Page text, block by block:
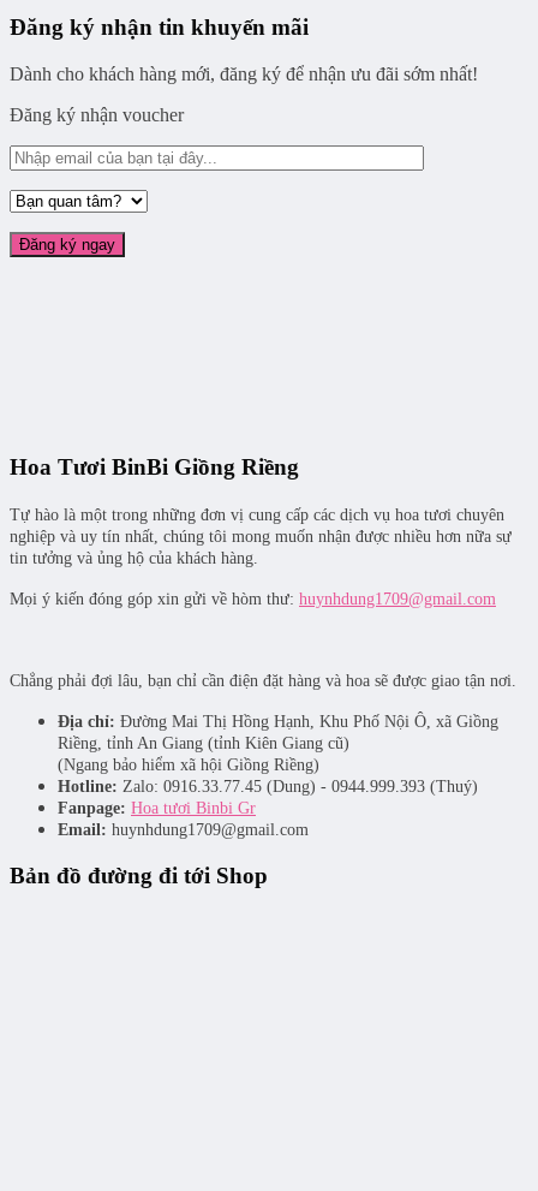
Đăng ký nhận tin khuyến mãi
Dành cho khách hàng mới, đăng ký để nhận ưu đãi sớm nhất!
Đăng ký nhận voucher
Hoa Tươi BinBi Giồng Riềng
Tự hào là một trong những đơn vị cung cấp các dịch vụ hoa tươi chuyên
nghiệp và uy tín nhất, chúng tôi mong muốn nhận được nhiều hơn nữa sự
tin tưởng và ủng hộ của khách hàng.
Mọi ý kiến đóng góp xin gửi về hòm thư: huynhdung1709@gmail.com
Chẳng phải đợi lâu, bạn chỉ cần điện đặt hàng và hoa sẽ được giao tận nơi.
Địa chỉ: Đường Mai Thị Hồng Hạnh, Khu Phố Nội Ô, xã Giồng
Riềng, tỉnh An Giang (tỉnh Kiên Giang cũ)
(Ngang bảo hiểm xã hội Giồng Riềng)
Hotline: Zalo: 0916.33.77.45 (Dung) - 0944.999.393 (Thuý)
Fanpage: Hoa tươi Binbi Gr
Email: huynhdung1709@gmail.com
Bản đồ đường đi tới Shop